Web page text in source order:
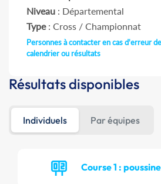
Niveau : Départemental
Type: Cross / Championnat
Personnes à contacter en cas d'erreur
calendrier ou résultats
Résultats disponibles
Individuels Par équipes
Course 1 :